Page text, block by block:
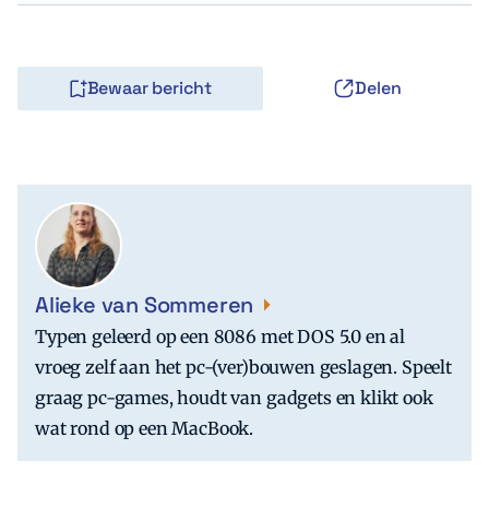
Bewaar bericht Delen
Alieke van Sommeren
Typen geleerd op een 8086 met DOS 5.0 en al
vroeg zelf aan het pc-(ver)bouwen geslagen. Speelt
graag pc-games, houdt van gadgets en klikt ook
wat rond op een MacBook.